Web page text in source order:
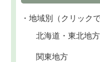
・地域別（クリック
北海道・東北地方
関東地方